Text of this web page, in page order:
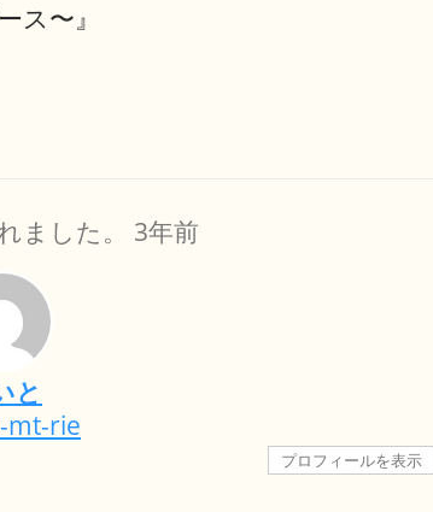
ス〜』
ました。 3年前
と
mt-rie
プロフィールを表示